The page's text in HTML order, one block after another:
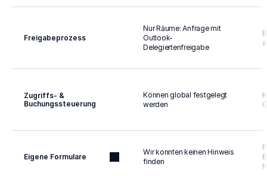
Freigabeprozess
Nur Räume: Anfrage mit
Outlook-
Delegiertenfreigabe
Zugriffs- &
Buchungssteuerung
Können global festgelegt
werden
Eigene Formulare
Wir konnten keinen Hinweis
finden